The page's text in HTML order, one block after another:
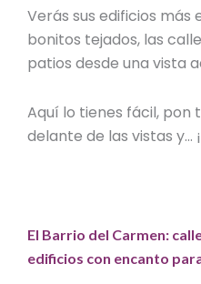
Verás sus edificios más
bonitos tejados, las
patios desde una vista
Aquí lo tienes fácil, pon
delante de las vistas y…
El Barrio del Carmen:
edificios con encanto